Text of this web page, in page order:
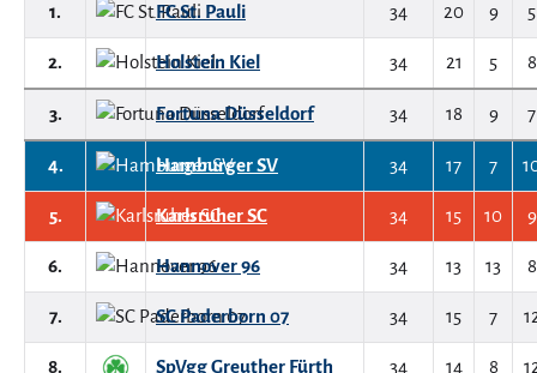
1. FC St. Pauli 34 20 9 5
2. Holstein Kiel 34 21 5 8
3. Fortuna Düsseldorf 34 18 9 7
4. Hamburger SV 34 17 7
5. Karlsruher SC 34 15 10 9
6. Hannover 96 34 13 13 8
7. SC Paderborn 07 34 15 7
8. SpVgg Greuther Fürth 34 14 8